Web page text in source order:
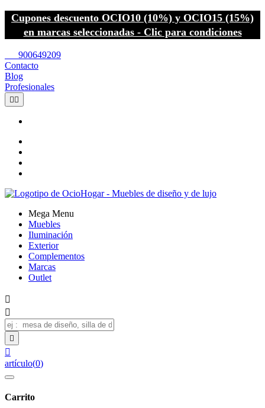
Cupones descuento OCIO10 (10%) y OCIO15 (15%)
en marcas seleccionadas - Clic para condiciones
900649209
Contacto
Blog
Profesionales
 
Mega Menu
Muebles
Iluminación
Exterior
Complementos
Marcas
Outlet




artículo(0)
Carrito